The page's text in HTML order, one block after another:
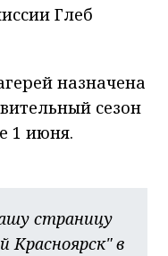
Глеб
назначена
сезон
1 июня.
страницу
Красноярск" в